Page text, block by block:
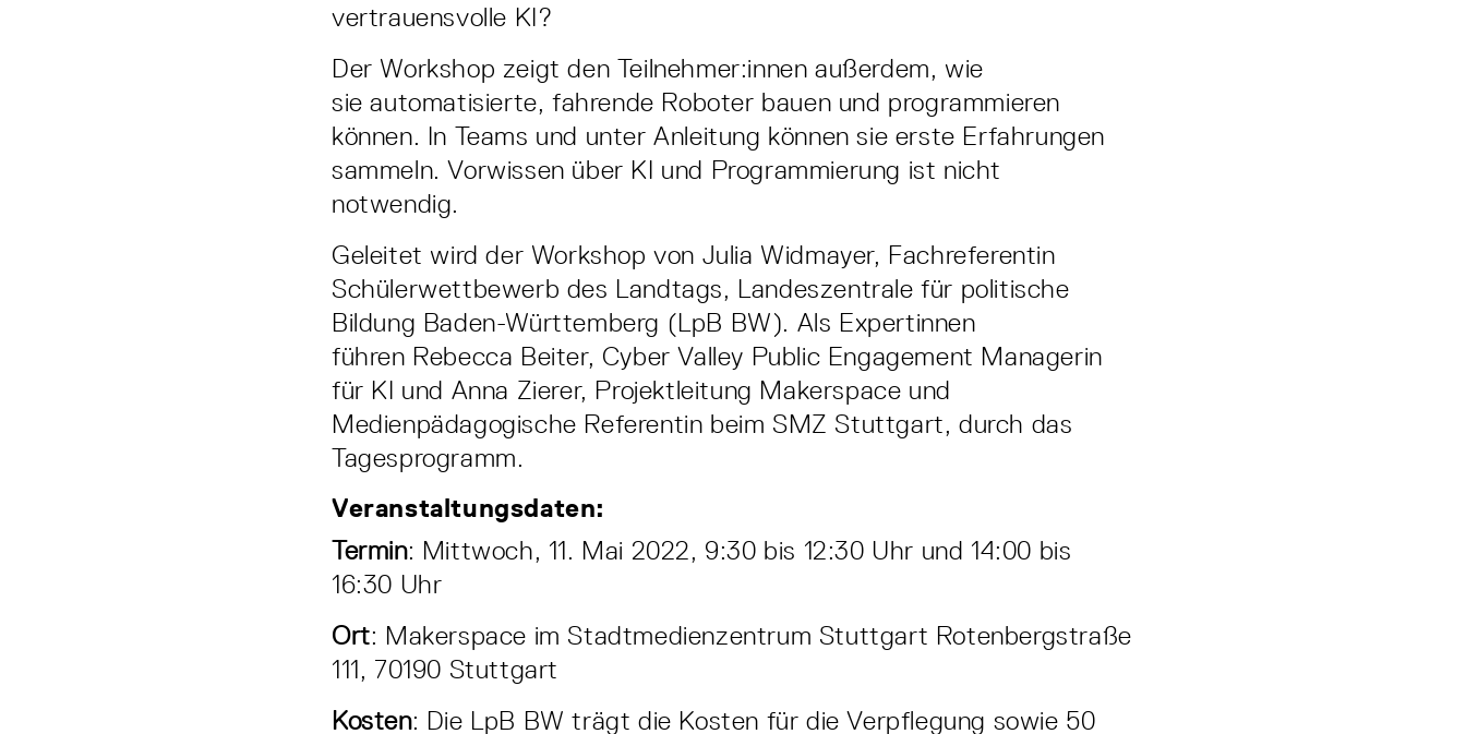
vertrauensvolle KI?
Der Workshop zeigt den Teilnehmer:innen außerdem, wie
sie automatisierte, fahrende Roboter bauen und programmieren
können. In Teams und unter Anleitung können sie erste Erfahrungen
sammeln. Vorwissen über KI und Programmierung ist nicht
notwendig.
Geleitet wird der Workshop von Julia Widmayer, Fachreferentin
Schülerwettbewerb des Landtags, Landeszentrale für politische
Bildung Baden-Württemberg (LpB BW). Als Expertinnen
führen Rebecca Beiter, Cyber Valley Public Engagement Managerin
für KI und Anna Zierer, Projektleitung Makerspace und
Medienpädagogische Referentin beim SMZ Stuttgart, durch das
Tagesprogramm.
Veranstaltungsdaten:
Termin: Mittwoch, 11. Mai 2022, 9:30 bis 12:30 Uhr und 14:00 bis
16:30 Uhr
Ort: Makerspace im Stadtmedienzentrum Stuttgart Rotenbergstraße
111, 70190 Stuttgart
Kosten: Die LpB BW trägt die Kosten für die Verpflegung sowie 50